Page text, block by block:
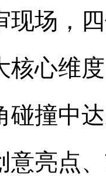
，四
核心维
碰撞中
意亮点